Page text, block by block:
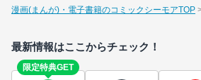
漫画(まんが)・電子書籍のコミックシーモアTOP
最新情報はここからチェック！
限定特典GET